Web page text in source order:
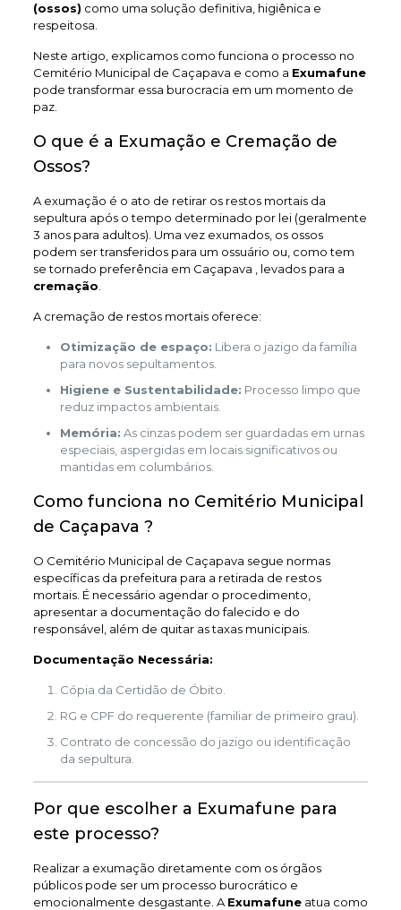
(ossos) como uma solução definitiva, higiênica e
respeitosa.
Neste artigo, explicamos como funciona o processo no
Cemitério Municipal de Caçapava e como a Exumafune
pode transformar essa burocracia em um momento de
paz.
O que é a Exumação e Cremação de
Ossos?
A exumação é o ato de retirar os restos mortais da
sepultura após o tempo determinado por lei (geralmente
3 anos para adultos). Uma vez exumados, os ossos
podem ser transferidos para um ossuário ou, como tem
se tornado preferência em Caçapava , levados para a
cremação
A cremação de restos mortais oferece:
Otimização de espaço: Libera o jazigo da família
para novos sepultamentos.
Higiene e Sustentabilidade: Processo limpo que
reduz impactos ambientais.
Memória: As cinzas podem ser guardadas em urnas
especiais, aspergidas em locais significativos ou
mantidas em columbários.
Como funciona no Cemitério Municipal
de Caçapava ?
O Cemitério Municipal de Caçapava segue normas
específicas da prefeitura para a retirada de restos
mortais. É necessário agendar o procedimento,
apresentar a documentação do falecido e do
responsável, além de quitar as taxas municipais.
Documentação Necessária:
Cópia da Certidão de Óbito.
RG e CPF do requerente (familiar de primeiro grau).
Contrato de concessão do jazigo ou identificação
da sepultura.
Por que escolher a Exumafune para
este processo?
Realizar a exumação diretamente com os órgãos
públicos pode ser um processo burocrático e
emocionalmente desgastante. A Exumafuneatua como